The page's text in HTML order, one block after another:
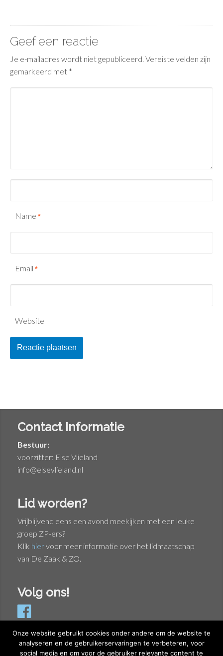
Geef een reactie
Je e-mailadres wordt niet gepubliceerd. Vereiste velden zijn
gemarkeerd met *
Name *
Email *
Website
Contact Informatie
Bestuur:
voorzitter: Else Vlieland
info@elsevlieland.nl
Lid worden?
Vrijblijvend eens een avond meekijken met een leuke
groep ZP-ers?
Klik hiervoor meer informatie over het lidmaatschap
van De Zaak & ZO.
Volg ons!
Onze website gebruikt cookies onder andere om de website te
analyseren en de gebruikerservaringen te verbeteren, voor
social media en om voor de gebruiker relevante content te